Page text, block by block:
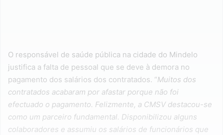
O responsável de saúde pública na cidade do Mindelo
justifica a falta de pessoal que se deve à demora no
pagamento dos salários dos contratados. “Muitos dos
contratados acabaram por afastar porque não foi
efectuado o pagamento. Felizmente, a CMSV destacou-se
como um parceiro fundamental. Disponibilizou alguns
colaboradores e assumiu os salários de funcionários que